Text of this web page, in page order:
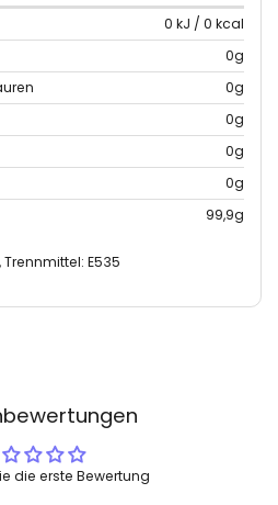
0 kJ / 0 kcal
0g
0g
0g
0g
0g
99,9g
E535
die erste Bewertung